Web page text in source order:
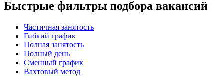
Быстрые фильтры подбора вакансий
Частичная занятость
Гибкий график
Полная занятость
Полный день
Сменный график
Вахтовый метод